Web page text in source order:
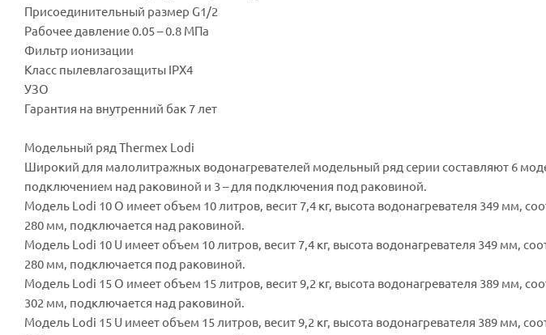
Присоединительный размер G1/2
Рабочее давление 0.05 – 0.8 МПа
Фильтр ионизации
Класс пылевлагозащиты IPX4
УЗО
Гарантия на внутренний бак 7 лет
Модельный ряд Thermex Lodi
Широкий для малолитражных водонагревателей модельный ряд серии составляют 6
подключением над раковиной и 3 – для подключения под раковиной.
Модель Lodi 10 O имеет объем 10 литров, весит 7,4 кг, высота водонагревателя 349 мм,
280 мм, подключается над раковиной.
Модель Lodi 10 U имеет объем 10 литров, весит 7,4 кг, высота водонагревателя 349 мм,
280 мм, подключается под раковиной.
Модель Lodi 15 O имеет объем 15 литров, весит 9,2 кг, высота водонагревателя 389 мм,
302 мм, подключается над раковиной.
Модель Lodi 15 U имеет объем 15 литров, весит 9,2 кг, высота водонагревателя 389 мм,